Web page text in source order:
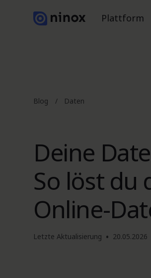
Plattform
Blog / Daten
Deine
So löst du
Online-
Letzte Aktualisierung • 20.05.2026